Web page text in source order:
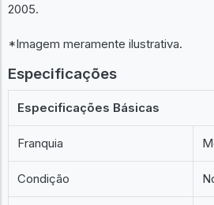
2005.
*Imagem meramente ilustrativa.
Especificações
Especificações Básicas
Franquia
Condição